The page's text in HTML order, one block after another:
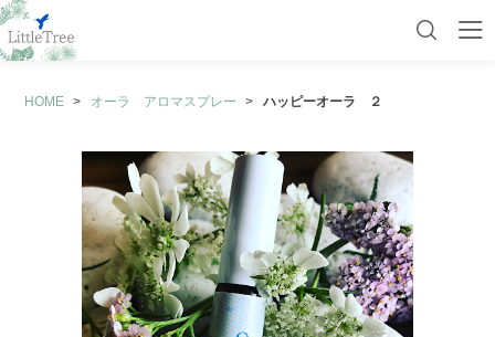
初めての方へ マイページ
商品一覧
カフェキネシ
経絡（ケイラク）アロマオイル
経絡（けいらく）ハーブティー
HOME オーラ アロマスプレー ハッピーオーラ ２